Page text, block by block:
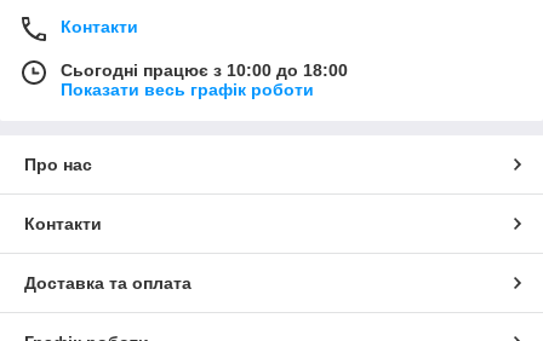
Контакти
Сьогодні працює з 10:00 до 18:00
Показати весь графік роботи
Про нас
Контакти
Доставка та оплата